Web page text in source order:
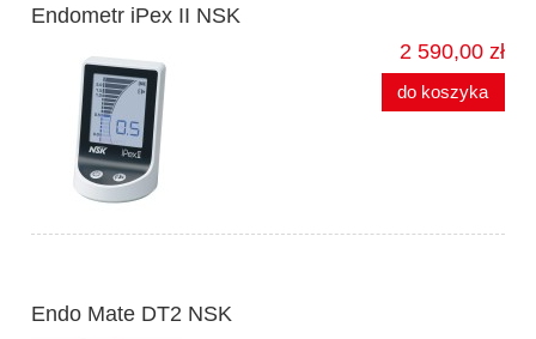
Endometr iPex II NSK
2 590,00 zł
do koszyka
Endo Mate DT2 NSK